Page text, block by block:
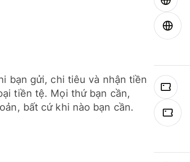
bạn gửi, chi tiêu và nhận tiền
tiền tệ. Mọi thứ bạn cần,
bất cứ khi nào bạn cần.